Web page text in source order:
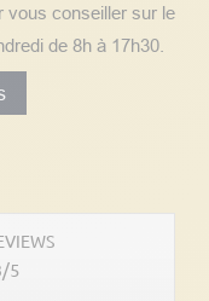
vous conseiller sur le
de 8h à 17h30.
/5